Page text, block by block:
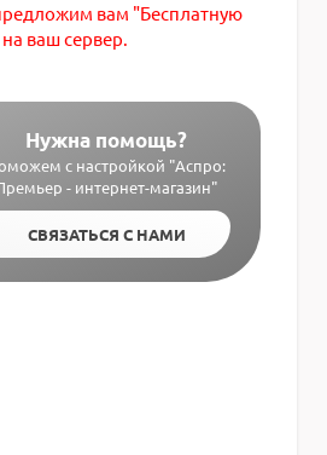
вам "Бесплатную
ваш сервер.
Нужна помощь?
с настройкой "Аспро:
- интернет-магазин"
СВЯЗАТЬСЯ С НАМИ